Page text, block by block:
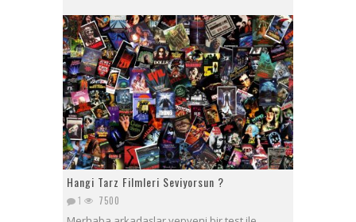
Hangi Tarz Filmleri Seviyorsun ?
1 7500